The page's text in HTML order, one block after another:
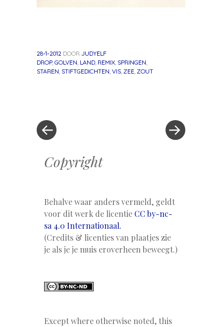
28-1-2012 DOOR JUDYELF
DROP, GOLVEN, LAND, REMIX, SPRINGEN,
STAREN, STIFTGEDICHTEN, VIS, ZEE, ZOUT
Copyright
Behalve waar anders vermeld, geldt
voor dit werk de licentie CC by-nc-
sa 4.0 Internationaal.
(Credits & licenties van plaatjes zie
je als je je muis eroverheen beweegt.)
Except where otherwise noted, this